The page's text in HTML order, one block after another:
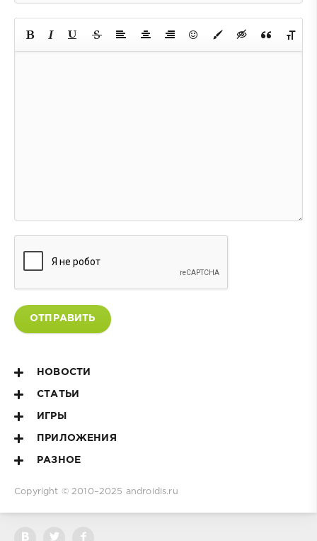
ОТПРАВИТЬ
НОВОСТИ
СТАТЬИ
ИГРЫ
ПРИЛОЖЕНИЯ
РАЗНОЕ
Copyright © 2010–2025 androidis.ru